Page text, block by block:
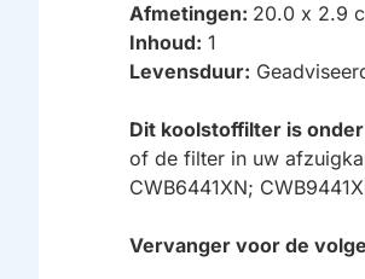
Afmetingen: 20.0 x 2.9
Inhoud: 1
Levensduur:
Dit koolstoffilter is
of de filter in uw
CWB6441XN;
Vervanger voor de